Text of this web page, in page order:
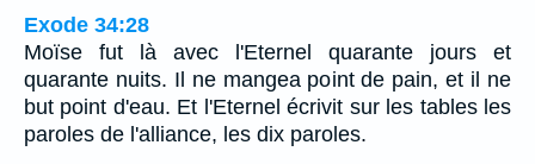
Exode 34:28
Moïse fut là avec l'Eternel quarante jours et
quarante nuits. Il ne mangea point de pain, et il ne
but point d'eau. Et l'Eternel écrivit sur les tables les
paroles de l'alliance, les dix paroles.